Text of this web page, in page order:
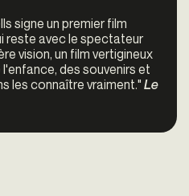
signe un premier film
reste avec le spectateur
vision, un film vertigineux
des souvenirs et
les connaître vraiment." Le